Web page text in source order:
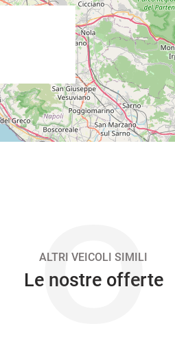
O
ALTRI VEICOLI SIMILI
Le nostre offerte